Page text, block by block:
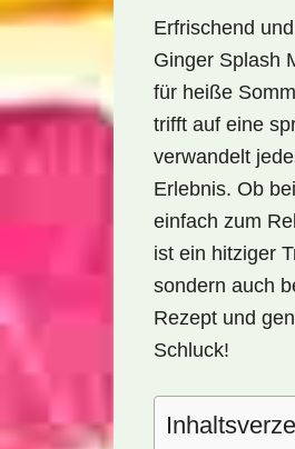
Erfrischend
Ginger Splash
für heiße
trifft auf eine
verwandelt
Erlebnis. Ob
einfach zum
ist ein hitziger
sondern auch
Rezept und
Schluck!